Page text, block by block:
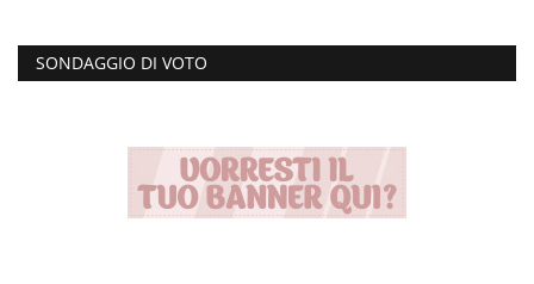
SONDAGGIO DI VOTO